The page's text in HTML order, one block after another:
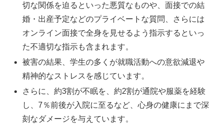
切な関係を迫るといった悪質なものや、面接での結
婚・出産予定などのプライベートな質問、さらには
オンライン面接で全身を見せるよう指示するといっ
た不適切な指示も含まれます。
被害の結果、学生の多くが就職活動への意欲減退や
精神的なストレスを感じています。
さらに、約3割が不眠を、約2割が通院や服薬を経験
し、7％前後が入院に至るなど、心身の健康にまで深
刻なダメージを与えています。